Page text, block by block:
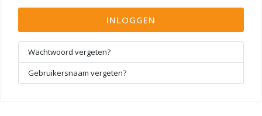
INLOGGEN
Wachtwoord vergeten?
Gebruikersnaam vergeten?